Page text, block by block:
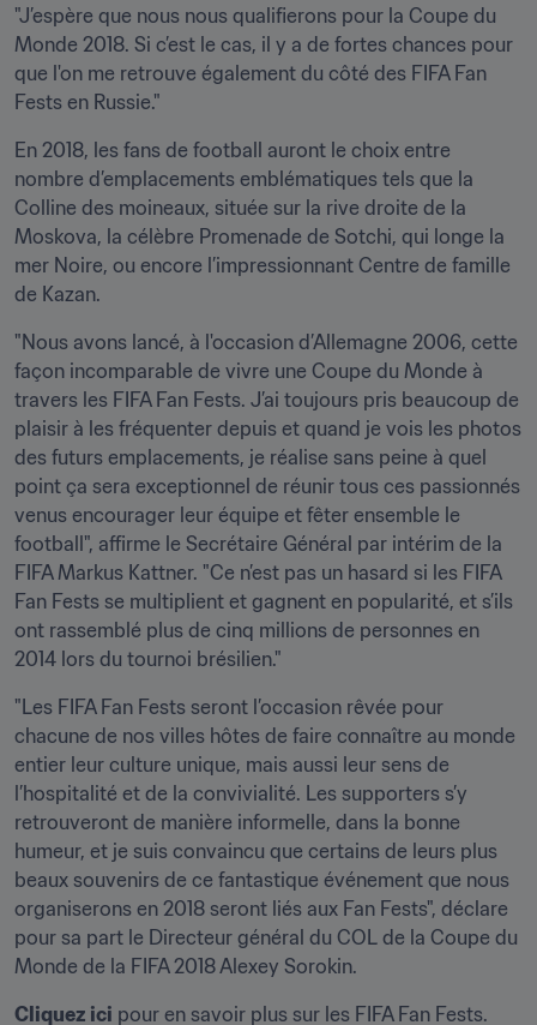
"J’espère que nous nous qualifierons pour la Coupe du
Monde 2018. Si c’est le cas, il y a de fortes chances pour
que l'on me retrouve également du côté des FIFA Fan
Fests en Russie."
En 2018, les fans de football auront le choix entre
nombre d’emplacements emblématiques tels que la
Colline des moineaux, située sur la rive droite de la
Moskova, la célèbre Promenade de Sotchi, qui longe la
mer Noire, ou encore l’impressionnant Centre de famille
de Kazan.
"Nous avons lancé, à l'occasion d’Allemagne 2006, cette
façon incomparable de vivre une Coupe du Monde à
travers les FIFA Fan Fests. J’ai toujours pris beaucoup de
plaisir à les fréquenter depuis et quand je vois les photos
des futurs emplacements, je réalise sans peine à quel
point ça sera exceptionnel de réunir tous ces passionnés
venus encourager leur équipe et fêter ensemble le
football", affirme le Secrétaire Général par intérim de la
FIFA Markus Kattner. "Ce n’est pas un hasard si les FIFA
Fan Fests se multiplient et gagnent en popularité, et s’ils
ont rassemblé plus de cinq millions de personnes en
2014 lors du tournoi brésilien."
"Les FIFA Fan Fests seront l’occasion rêvée pour
chacune de nos villes hôtes de faire connaître au monde
entier leur culture unique, mais aussi leur sens de
l’hospitalité et de la convivialité. Les supporters s’y
retrouveront de manière informelle, dans la bonne
humeur, et je suis convaincu que certains de leurs plus
beaux souvenirs de ce fantastique événement que nous
organiserons en 2018 seront liés aux Fan Fests", déclare
pour sa part le Directeur général du COL de la Coupe du
Monde de la FIFA 2018 Alexey Sorokin.
Cliquez ici pour en savoir plus sur les FIFA Fan Fests.